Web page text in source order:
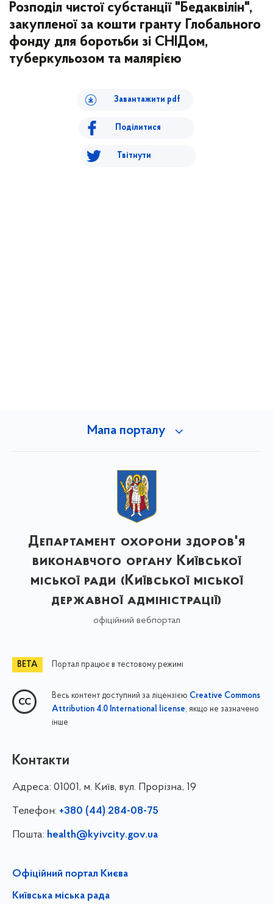
Розподіл чистої субстанції "Бедаквілін",
закупленої за кошти гранту Глобального
фонду для боротьби зі СНІДом,
туберкульозом та малярією
Завантажити pdf
Поділитися
Твітнути
Мапа порталу
Департамент охорони здоров'я
виконавчого органу Київської
міської ради (Київської міської
державної адміністрації)
офіційний вебпортал
Портал працює в тестовому режимі
Весь контент доступний за ліцензією Creative Commons
Attribution 4.0 International license, якщо не зазначено
інше
Контакти
Адреса: 01001, м. Київ, вул. Прорізна, 19
Телефон: +380 (44) 284-08-75
Пошта: health@kyivcity.gov.ua
Офіційний портал Києва
Київська міська рада